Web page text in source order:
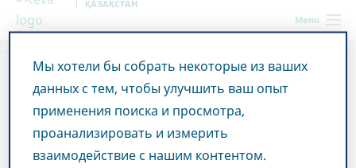
Menu
ҚАЗАҚСТАН
Мы хотели бы собрать некоторые из ваших
данных с тем, чтобы улучшить ваш опыт
применения поиска и просмотра,
проанализировать и измерить
взаимодействие с нашим контентом.